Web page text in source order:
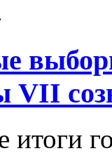
VII
итоги